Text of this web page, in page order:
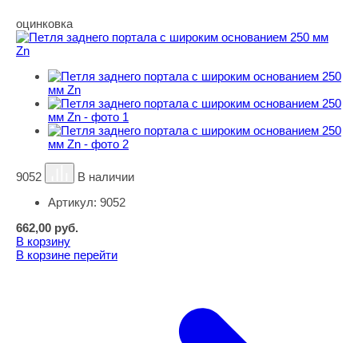
оцинковка
9052
В наличии
Артикул: 9052
662,00 руб.
В корзину
В корзине перейти